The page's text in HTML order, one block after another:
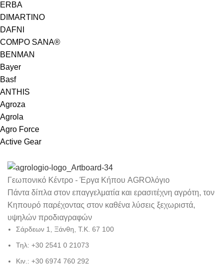
ERBA
DIMARTINO
DAFNI
COMPO SANA®
BENMAN
Bayer
Basf
ANTHIS
Agroza
Agrola
Agro Force
Active Gear
Γεωπονικό Κέντρο - Έργα Κήπου AGROλόγιο
Πάντα δίπλα στον επαγγελματία και ερασιτέχνη αγρότη, τον
Κηπουρό παρέχοντας στον καθένα λύσεις ξεχωριστά,
υψηλών προδιαγραφών
Σάρδεων 1, Ξάνθη, Τ.Κ. 67 100
Τηλ: +30 2541 0 21073
Κιν.: +30 6974 760 292